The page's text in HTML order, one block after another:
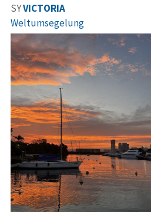
SYVICTORIA
Weltumsegelung